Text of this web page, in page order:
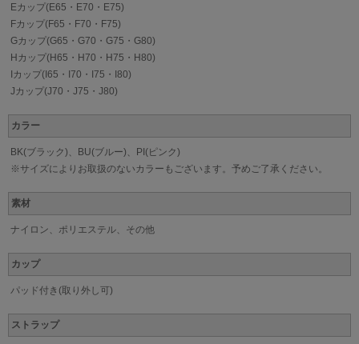
Eカップ(E65・E70・E75)
Fカップ(F65・F70・F75)
Gカップ(G65・G70・G75・G80)
Hカップ(H65・H70・H75・H80)
Iカップ(I65・I70・I75・I80)
Jカップ(J70・J75・J80)
カラー
BK(ブラック)、BU(ブルー)、PI(ピンク)
※サイズによりお取扱のないカラーもございます。予めご了承ください。
素材
ナイロン、ポリエステル、その他
カップ
パッド付き(取り外し可)
ストラップ